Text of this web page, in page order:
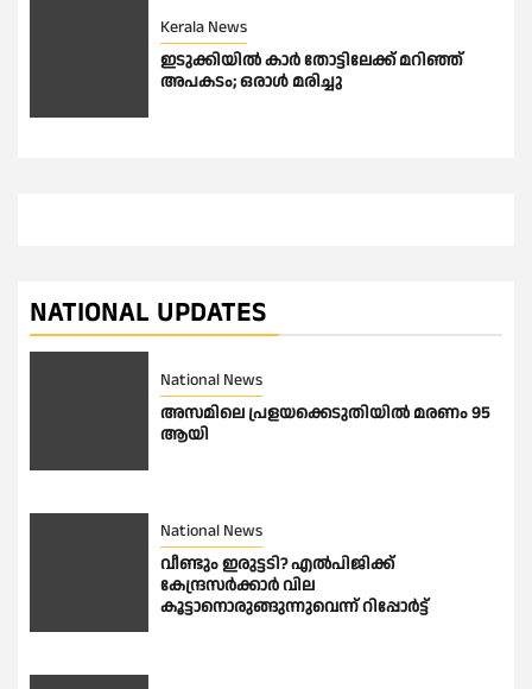
Kerala News
ഇടുക്കിയിൽ കാർ തോട്ടിലേക്ക് മറിഞ്ഞ്
അപകടം; ഒരാൾ മരിച്ചു
NATIONAL UPDATES
National News
അസമിലെ പ്രളയക്കെടുതിയില്‍ മരണം 95
ആയി
National News
വീണ്ടും ഇരുട്ടടി? എല്‍പിജിക്ക്
കേന്ദ്രസർക്കാർ വില
കൂട്ടാനൊരുങ്ങുന്നുവെന്ന് റിപ്പോർട്ട്